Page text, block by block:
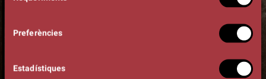
Preferències
Estadístiques